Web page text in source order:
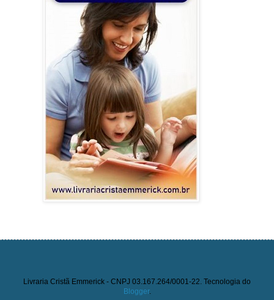
Livraria Cristã Emmerick - CNPJ 03.167.264/0001-22. Tecnologia do
Blogger.